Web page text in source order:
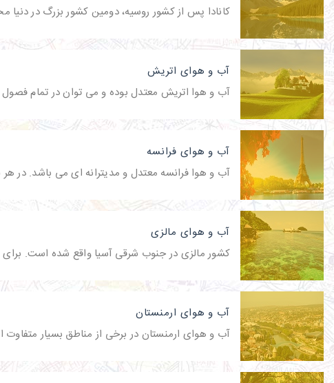
کانادا پس از کشور روسیه، دومین کشور بزرگ در دنیا
آب و هوای اتریش
آب و هوا اتریش معتدل بوده و می توان در تمام فصول
آب و هوای فرانسه
آب و هوا فرانسه معتدل و مدیترانه ای می باشد. در
آب و هوای مالزی
کشور مالزی در جنوب شرقی آسیا واقع شده است. برای
آب و هوای ارمنستان
آب و هوای ارمنستان در برخی از مناطق بسیار